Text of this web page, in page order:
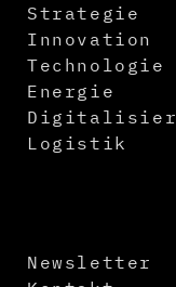
Strategie
Innovation
Technologie
Energie
Logistik
Newsletter